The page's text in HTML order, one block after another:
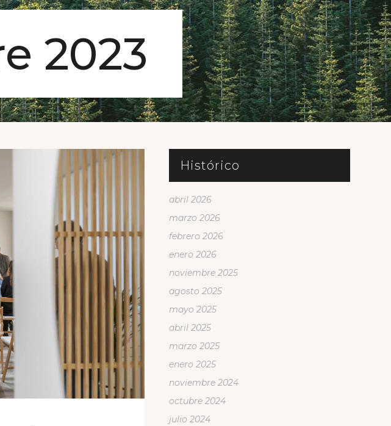
2023
Histórico
abril 2026
marzo 2026
febrero 2026
enero 2026
noviembre 2025
agosto 2025
mayo 2025
abril 2025
marzo 2025
enero 2025
noviembre 2024
octubre 2024
julio 2024